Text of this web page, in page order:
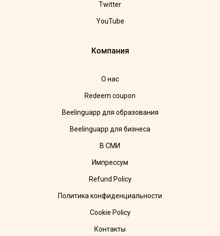
Twitter
YouTube
Компания
О нас
Redeem coupon
Beelinguapp для образования
Beelinguapp для бизнеса
В СМИ
Импрессум
Refund Policy
Политика конфиденциальности
Cookie Policy
Контакты